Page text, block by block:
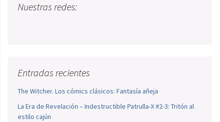
Nuestras redes:
Entradas recientes
The Witcher. Los cómics clásicos: Fantasía añeja
La Era de Revelación – Indestructible Patrulla-X #2-3: Tritón al
estilo cajún